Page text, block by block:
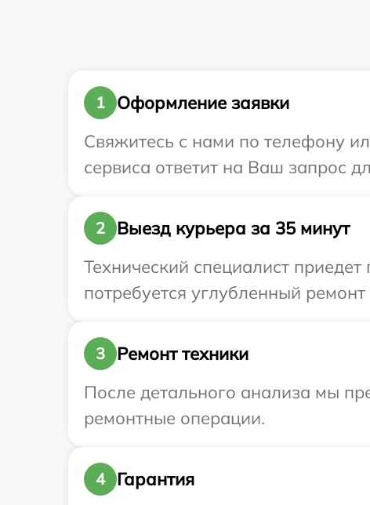
1
Оформление заявки
Свяжитесь с нами по телефону
сервиса ответит на Ваш запрос
2
Выезд курьера за 35 минут
Технический специалист
потребуется углубленный
3
Ремонт техники
После детального анализа мы
ремонтные операции.
4
Гарантия